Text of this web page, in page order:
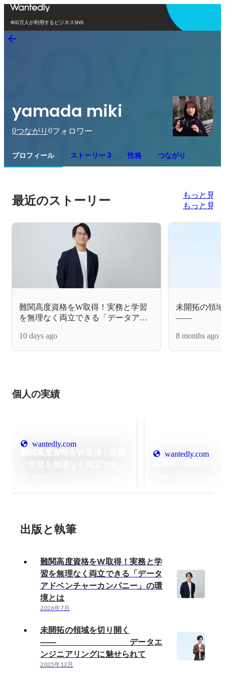
400万人が利用するビジネスSNS
アプリを使う
yamada miki
0つながり 0フォロワー
プロフィール ストーリー 3 性格 つながり
最近のストーリー
もっと見る
もっと見る
難関高度資格をW取得！実務と学習
を無理なく両立できる「データアド
10 days ago
未開拓の領
――
8 months ago
個人の実績
wantedly.com
wantedly.com
出版と執筆
難関高度資格をW取得！実務と学
習を無理なく両立できる「データ
アドベンチャーカンパニー」の環
境とは
2026年7月
未開拓の領域を切り開く
―― データエ
ンジニアリングに魅せられて
2025年12月